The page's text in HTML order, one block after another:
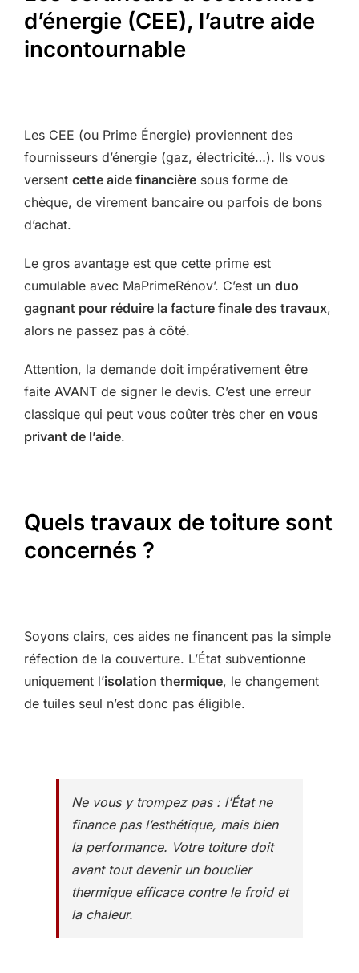
d’énergie (CEE), l’autre aide
incontournable
Les CEE (ou Prime Énergie) proviennent des
fournisseurs d’énergie (gaz, électricité…). Ils vous
versent cette aide financière sous forme de
chèque, de virement bancaire ou parfois de bons
d’achat.
Le gros avantage est que cette prime est
cumulable avec MaPrimeRénov’. C’est un duo
gagnant pour réduire la facture finale des travaux,
alors ne passez pas à côté.
Attention, la demande doit impérativement être
faite AVANT de signer le devis. C’est une erreur
classique qui peut vous coûter très cher en vous
privant de l’aide.
Quels travaux de toiture sont
concernés ?
Soyons clairs, ces aides ne financent pas la simple
réfection de la couverture. L’État subventionne
uniquement l’isolation thermique, le changement
de tuiles seul n’est donc pas éligible.
Ne vous y trompez pas : l’État ne
finance pas l’esthétique, mais bien
la performance. Votre toiture doit
avant tout devenir un bouclier
thermique efficace contre le froid et
la chaleur.